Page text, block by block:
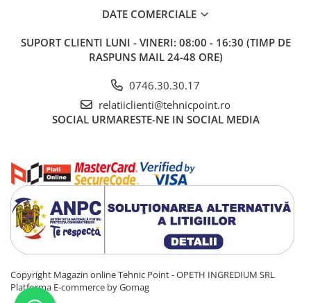
DATE COMERCIALE
SUPORT CLIENTI LUNI - VINERI: 08:00 - 16:30 (TIMP DE
RASPUNS MAIL 24-48 ORE)
0746.30.30.17
relatiiclienti@tehnicpoint.ro
SOCIAL URMARESTE-NE IN SOCIAL MEDIA
Copyright Magazin online Tehnic Point - OPETH INGREDIUM SRL
Platforma E-commerce by Gomag